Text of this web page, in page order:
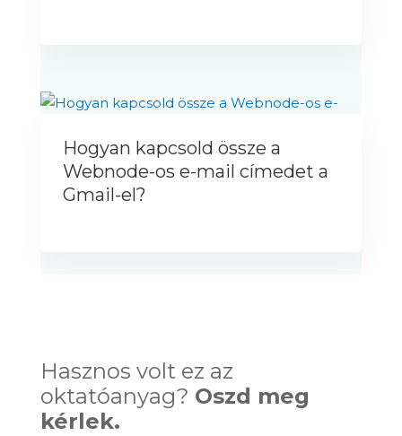
Hogyan kapcsold össze a
Webnode-os e-mail címedet a
Gmail-el?
Hasznos volt ez az
oktatóanyag? Oszd meg
kérlek.